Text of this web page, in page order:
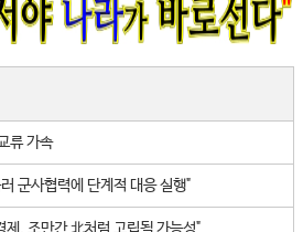
류 가속
군사협력에 단계적 대응 실행"